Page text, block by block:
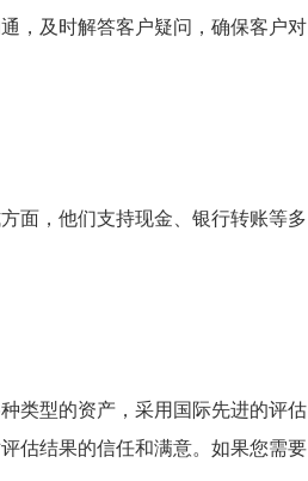
，及时解答客户疑问，确保客户对
面，他们支持现金、银行转账等多
类型的资产，采用国际先进的评估
估结果的信任和满意。如果您需要